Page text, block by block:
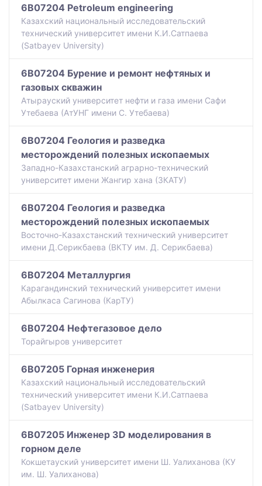
6B07204 Petroleum engineering
Казахский национальный исследовательский
технический университет имени К.И.Сатпаева
(Satbayev University)
6B07204 Бурение и ремонт нефтяных и
газовых скважин
Атырауский университет нефти и газа имени Сафи
Утебаева (АтУНГ имени С. Утебаева)
6B07204 Геология и разведка
месторождений полезных ископаемых
Западно-Казахстанский аграрно-технический
университет имени Жангир хана (ЗКАТУ)
6B07204 Геология и разведка
месторождений полезных ископаемых
Восточно-Казахстанский технический университет
имени Д.Серикбаева (ВКТУ им. Д. Серикбаева)
6B07204 Металлургия
Карагандинский технический университет имени
Абылкаса Сагинова (КарТУ)
6B07204 Нефтегазовое дело
Торайгыров университет
6B07205 Горная инженерия
Казахский национальный исследовательский
технический университет имени К.И.Сатпаева
(Satbayev University)
6B07205 Инженер 3D моделирования в
горном деле
Кокшетауский университет имени Ш. Уалиханова (КУ
им. Ш. Уалиханова)